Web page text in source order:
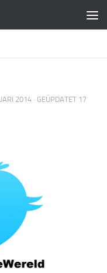
2014 · GEÜPDATET 17